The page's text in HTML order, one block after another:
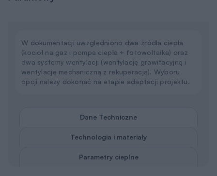
W dokumentacji uwzględniono dwa źródła ciepła
(kocioł na gaz i pompa ciepła + fotowoltaika) oraz
dwa systemy wentylacji (wentylację grawitacyjną i
wentylację mechaniczną z rekuperacją). Wyboru
opcji należy dokonać na etapie adaptacji projektu.
Dane Techniczne
Technologia i materiały
Parametry cieplne